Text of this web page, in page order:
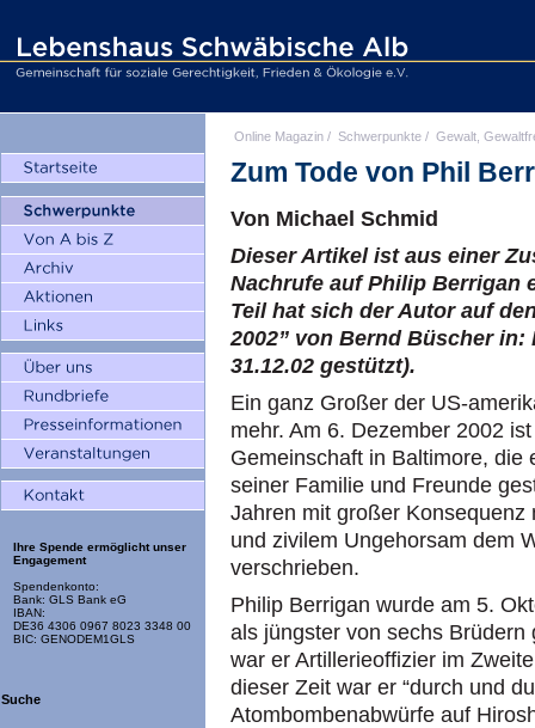
Ihre Spende ermöglicht unser
Engagement
Spendenkonto:
Bank: GLS Bank eG
IBAN:
DE36 4306 0967 8023 3348 00
BIC: GENODEM1GLS
Suche
Online Magazin / Schwerpunkte / Gewalt,
Zum Tode von Phil
Von Michael Schmid
Dieser Artikel ist aus einer
Nachrufe auf Philip Berrigan
Teil hat sich der Autor auf
2002” von Bernd Büscher in:
31.12.02 gestützt).
Ein ganz Großer der US-
mehr. Am 6. Dezember 2002
Gemeinschaft in Baltimore, die
seiner Familie und Freunde
Jahren mit großer
und zivilem Ungehorsam dem
verschrieben.
Philip Berrigan wurde am 5.
als jüngster von sechs
war er Artillerieoffizier im
dieser Zeit war er “durch und
Atombombenabwürfe auf